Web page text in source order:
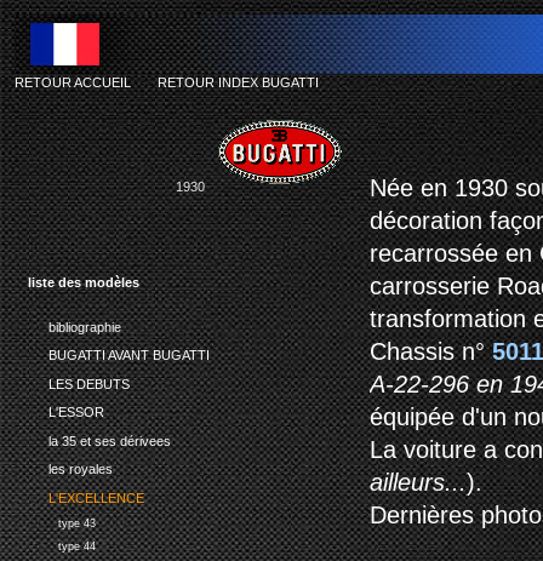
liste des modèles
bibliographie
BUGATTI AVANT BUGATTI
LES DEBUTS
L'ESSOR
la 35 et ses dérivees
les royales
L'EXCELLENCE
type 43
type 44
RETOUR ACCUEIL-RETOUR INDEX BUGATTI
1930
Née en 1930
décoration
recarrossée en
carrosserie
transformation
Chassis n°
A-22-296 en
équipée d'un
La voiture a
ailleurs...).
Dernières